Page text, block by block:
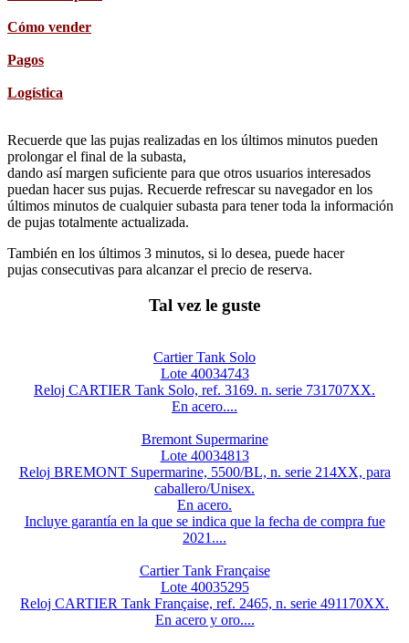
Cómo vender
Pagos
Logística
Recuerde que las pujas realizadas en los últimos minutos pueden
prolongar el final de la subasta,
dando así margen suficiente para que otros usuarios interesados
puedan hacer sus pujas. Recuerde refrescar su navegador en los
últimos minutos de cualquier subasta para tener toda la información
de pujas totalmente actualizada.
También en los últimos 3 minutos, si lo desea, puede hacer
pujas consecutivas para alcanzar el precio de reserva.
Tal vez le guste
Cartier Tank Solo
Lote 40034743
Reloj CARTIER Tank Solo, ref. 3169. n. serie 731707XX.
En acero....
Bremont Supermarine
Lote 40034813
Reloj BREMONT Supermarine, 5500/BL, n. serie 214XX, para
caballero/Unisex.
En acero.
Incluye garantía en la que se indica que la fecha de compra fue
2021....
Cartier Tank Française
Lote 40035295
Reloj CARTIER Tank Française, ref. 2465, n. serie 491170XX.
En acero y oro....